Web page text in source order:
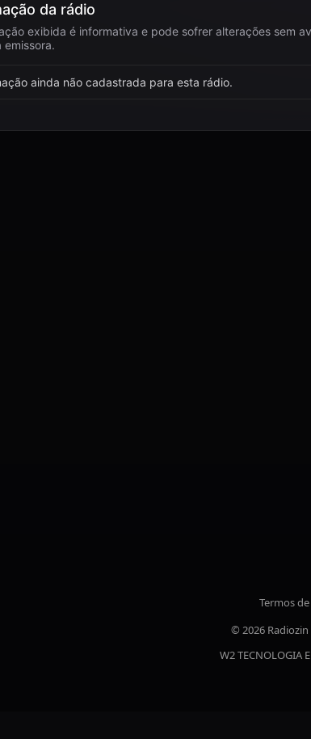
da rádio
exibida é informativa e pode sofrer alterações sem
emissora.
ainda não cadastrada para esta rádio.
Termos
© 2026
W2 TECNOLOGIA